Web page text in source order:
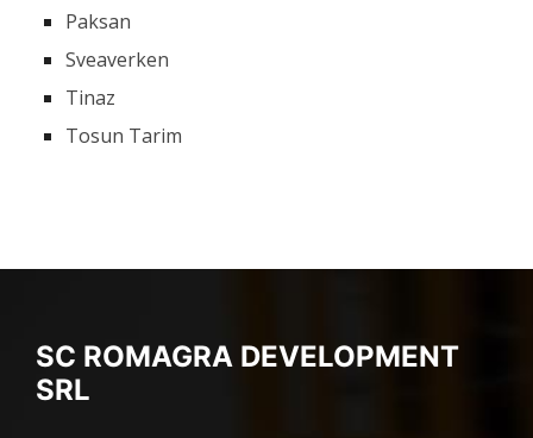
Paksan
Sveaverken
Tinaz
Tosun Tarim
SC ROMAGRA DEVELOPMENT
SRL